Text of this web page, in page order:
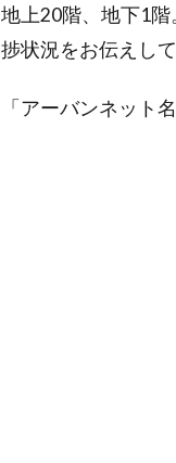
地上20階、地下1
捗状況をお伝えし
「アーバンネット